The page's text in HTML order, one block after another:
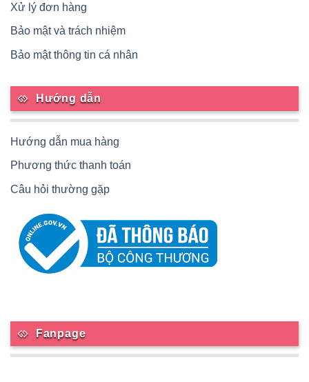
Xử lý đơn hàng
Bảo mật và trách nhiệm
Bảo mật thông tin cá nhân
Hướng dẫn
Hướng dẫn mua hàng
Phương thức thanh toán
Câu hỏi thường gặp
Fanpage